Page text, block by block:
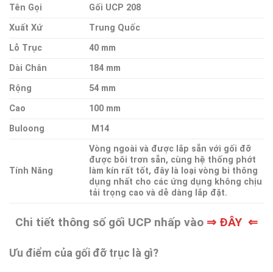
Tên Gọi
Gối UCP 208
Xuất Xứ
Trung Quốc
Lỗ Trục
40 mm
Dài Chân
184 mm
Rộng
54 mm
Cao
100 mm
Buloong
M14
Tính Năng
Vòng ngoài và được lắp sẵn với gối đỡ
được bôi trơn sẵn, cùng hệ thống phớt
làm kín rất tốt, đây là loại vòng bi thông
dụng nhất cho các ứng dụng không chịu
tải trọng cao và dễ dàng lắp đặt.
Chi tiết thông số gối UCP nhấp vào ⇒ ĐÂY ⇐
Ưu điểm của gối đỡ trục là gì?